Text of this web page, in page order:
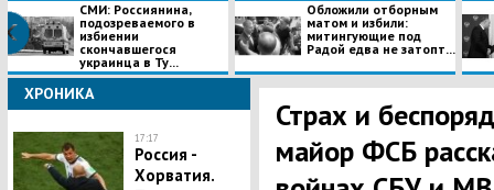
СМИ: Россиянина,
подозреваемого в
избиении
скончавшегося
украинца в Ту...
Обложили отборным
матом и избили:
митингующие под
Радой едва не затопт...
ХРОНИКА
17:17
Россия -
Хорватия.
Страх и
майор ФСБ